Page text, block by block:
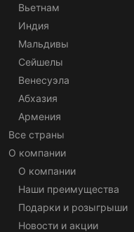
Вьетнам
Индия
Мальдивы
Сейшелы
Венесуэла
Абхазия
Армения
Все страны
О компании
О компании
Наши преимущества
Подарки и розыгрыши
Новости и акции